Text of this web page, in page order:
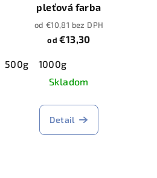
pleťová farba
od €10,81 bez DPH
od €13,30
500g
1000g
Skladom
Detail